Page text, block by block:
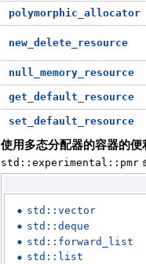
polymorphic_allocator
new_delete_resource
null_memory_resource
get_default_resource
set_default_resource
使用多态分配器的容器的便
std::experimental::pmr
std::vector
std::deque
std::forward_list
std::list